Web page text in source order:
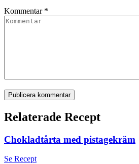
Kommentar *
Publicera kommentar
Relaterade Recept
Chokladtårta med pistagekräm
Se Recept